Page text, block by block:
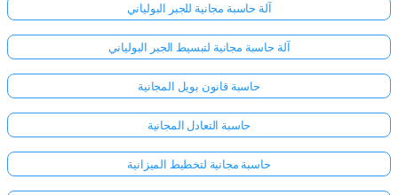
آلة حاسبة مجانية للجبر البولياني
آلة حاسبة مجانية لتبسيط الجبر البولياني
حاسبة قانون بويل المجانية
حاسبة التعادل المجانية
حاسبة مجانية لتخطيط الميزانية